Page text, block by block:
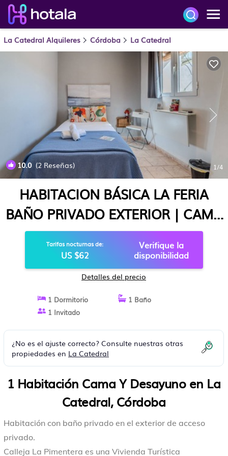
La Catedral Alquileres Córdoba La Catedral
10.0(2 Reseñas) 1/4
HABITACION BÁSICA LA FERIA
BAÑO PRIVADO EXTERIOR | CAMA
Y DESAYUNO EN CÓRDOBA
Tarifas nocturnas de:
US $62
Verifique la
disponibilidad
Detalles del precio
1 Dormitorio
1 Baño
1 Invitado
¿No es el ajuste correcto? Consulte nuestras otras
propiedades en La Catedral
1 Habitación Cama Y Desayuno en La
Catedral, Córdoba
Habitación con baño privado en el exterior de acceso
privado.
Calleja La Pimentera es una Vivienda Turística